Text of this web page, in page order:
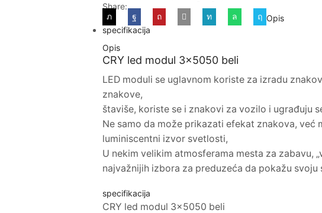
Share:
Opis
specifikacija
Opis
CRY led modul 3×5050 beli
LED moduli se uglavnom koriste za izradu
znakove,
štaviše, koriste se i znakovi za vozilo i ugrađuju
Ne samo da može prikazati efekat znakova, već
luminiscentni izvor svetlosti,
U nekim velikim atmosferama mesta za zabavu,
najvažnijih izbora za preduzeća da pokažu svoju
specifikacija
CRY led modul 3x5050 beli